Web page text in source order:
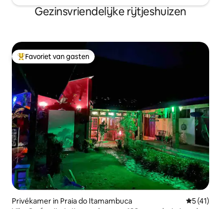
Gezinsvriendelijke rijtjeshuizen
Topfavoriet van gasten
Favoriet van gasten
Privékamer in Praia do Itamambuca
5 (41)